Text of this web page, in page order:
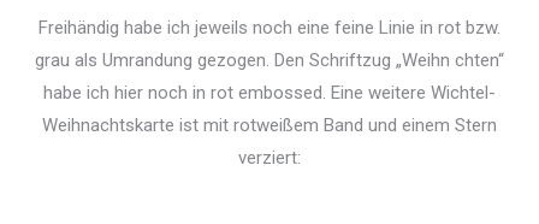
Freihändig habe ich jeweils noch eine feine Linie in rot bzw.
grau als Umrandung gezogen. Den Schriftzug „Weihn chten“
habe ich hier noch in rot embossed. Eine weitere Wichtel-
Weihnachtskarte ist mit rotweißem Band und einem Stern
verziert: